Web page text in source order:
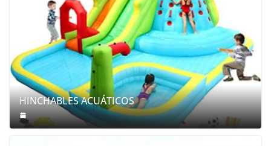
HINCHABLES ACUÁTICOS